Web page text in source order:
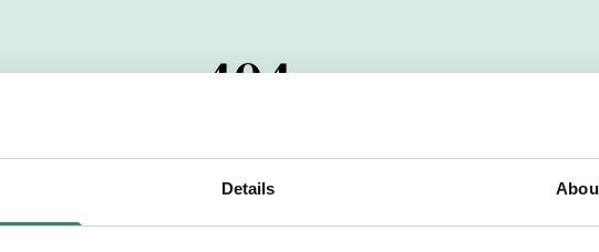
Details
404
har passerats. Vi uppskattar verkligen ditt
dig med mer information om våra aktuella uppdrag.